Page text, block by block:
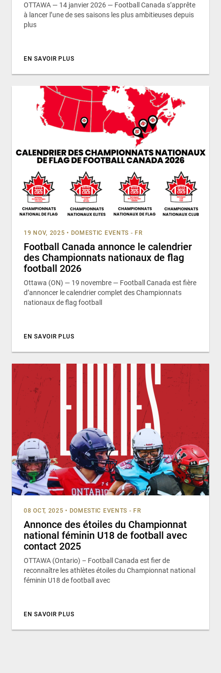
OTTAWA — 14 janvier 2026 — Football Canada s’apprête
à lancer l’une de ses saisons les plus ambitieuses depuis
plus
EN SAVOIR PLUS
19 NOV, 2025 • DOMESTIC EVENTS - FR
Football Canada annonce le calendrier
des Championnats nationaux de flag
football 2026
Ottawa (ON) — 19 novembre — Football Canada est fière
d’annoncer le calendrier complet des Championnats
nationaux de flag football
EN SAVOIR PLUS
08 OCT, 2025 • DOMESTIC EVENTS - FR
Annonce des étoiles du Championnat
national féminin U18 de football avec
contact 2025
OTTAWA (Ontario) – Football Canada est fier de
reconnaître les athlètes étoiles du Championnat national
féminin U18 de football avec
EN SAVOIR PLUS